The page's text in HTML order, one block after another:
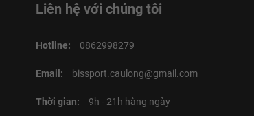
Liên hệ với chúng tôi
Hotline: 0862998279
Email: bissport.caulong@gmail.com
Thời gian: 9h - 21h hàng ngày